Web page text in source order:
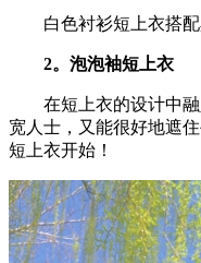
白色衬衫短上衣搭配
2。泡泡袖短上衣
在短上衣的设计中融
宽人士，又能很好地遮
短上衣开始！